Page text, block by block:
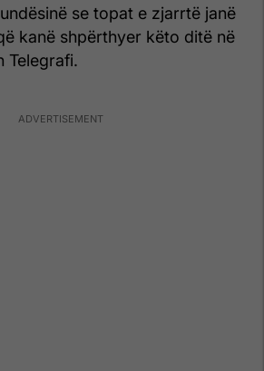
se topat e zjarrtë janë
kanë shpërthyer këto ditë në
Telegrafi.